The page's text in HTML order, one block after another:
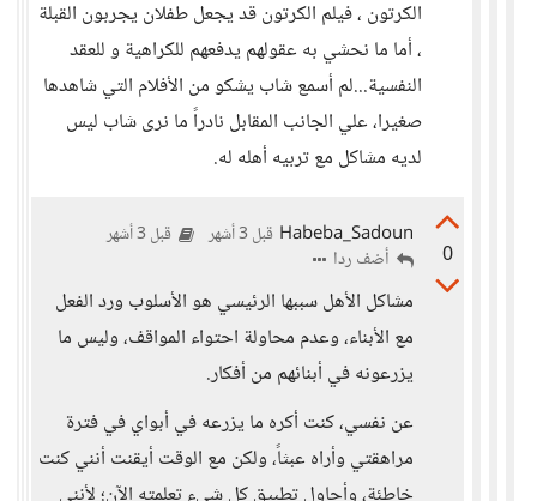
الكرتون ، فيلم الكرتون قد يجعل طفلان يجربون القبلة
، أما ما نحشي به عقولهم يدفعهم للكراهية و للعقد
النفسية...لم أسمع شاب يشكو من الأفلام التي شاهدها
صغيرا، علي الجانب المقابل نادراً ما نرى شاب ليس
لديه مشاكل مع تربيه أهله له.
0
Habeba_Sadoun قبل 3 أشهر قبل 3 أشهر
أضف ردا
مشاكل الأهل سببها الرئيسي هو الأسلوب ورد الفعل
مع الأبناء، وعدم محاولة احتواء المواقف، وليس ما
يزرعونه في أبنائهم من أفكار.
عن نفسي، كنت أكره ما يزرعه في أبواي في فترة
مراهقتي وأراه عبثاً، ولكن مع الوقت أيقنت أنني كنت